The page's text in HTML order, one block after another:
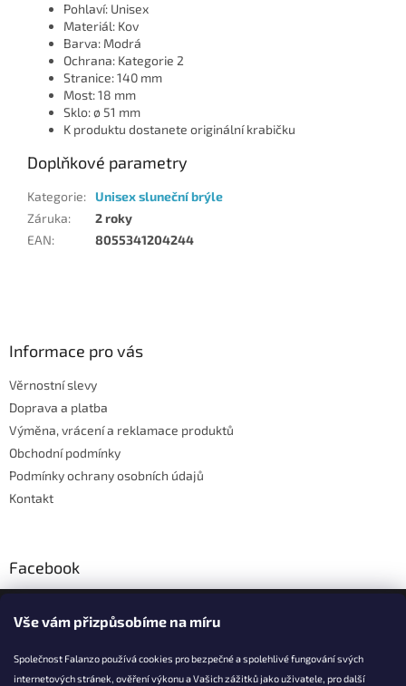
Vše vám přizpůsobíme na míru
Společnost Falanzo používá cookies pro bezpečné a spolehlivé fungování svých
internetových stránek, ověření výkonu a Vašich zážitků jako uživatele, pro další
Pohlaví: Unisex
Materiál: Kov
Barva: Modrá
Ochrana: Kategorie 2
Stranice: 140 mm
Most: 18 mm
Sklo: ø 51 mm
K produktu dostanete originální krabičku
Doplňkové parametry
Kategorie:
Unisex sluneční brýle
Záruka:
2 roky
EAN: 8055341204244
Informace pro vás
Věrnostní slevy
Doprava a platba
Výměna, vrácení a reklamace produktů
Obchodní podmínky
Podmínky ochrany osobních údajů
Kontakt
Facebook